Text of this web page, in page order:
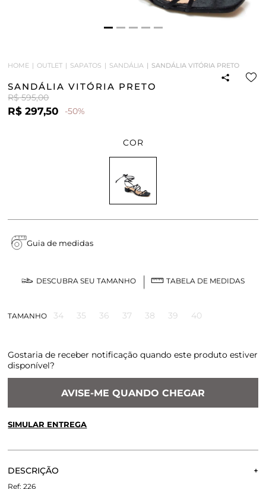
HOME OUTLET SAPATOS SANDÁLIA SANDÁLIA VITÓRIA PRETO
SANDÁLIA VITÓRIA PRETO
R$ 595,00
R$ 297,50 -50%
COR
Guia de medidas
DESCUBRA SEU TAMANHO TABELA DE MEDIDAS
TAMANHO 34 35 36 37 38 39 40
Gostaria de receber notificação quando este produto estiver
disponível?
AVISE-ME QUANDO CHEGAR
SIMULAR ENTREGA
DESCRIÇÃO
226